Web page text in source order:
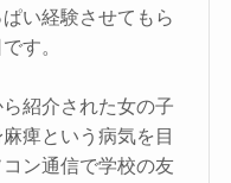
い経験させてもら
す。
紹介された女の子
痺という病気を目
ン通信で学校の友